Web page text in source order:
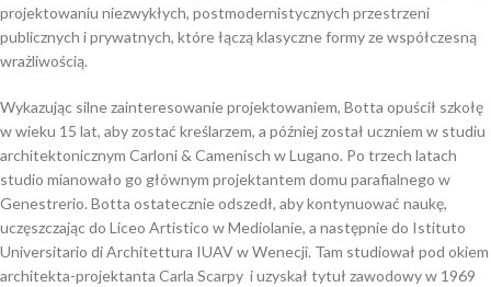
projektowaniu niezwykłych, postmodernistycznych przestrzeni
publicznych i prywatnych, które łączą klasyczne formy ze współczesną
wrażliwością.
Wykazując silne zainteresowanie projektowaniem, Botta opuścił szkołę
w wieku 15 lat, aby zostać kreślarzem, a później został uczniem w studiu
architektonicznym Carloni & Camenisch w Lugano. Po trzech latach
studio mianowało go głównym projektantem domu parafialnego w
Genestrerio. Botta ostatecznie odszedł, aby kontynuować naukę,
uczęszczając do Liceo Artistico w Mediolanie, a następnie do Istituto
Universitario di Architettura IUAV w Wenecji. Tam studiował pod okiem
architekta-projektanta Carla Scarpy i uzyskał tytuł zawodowy w 1969